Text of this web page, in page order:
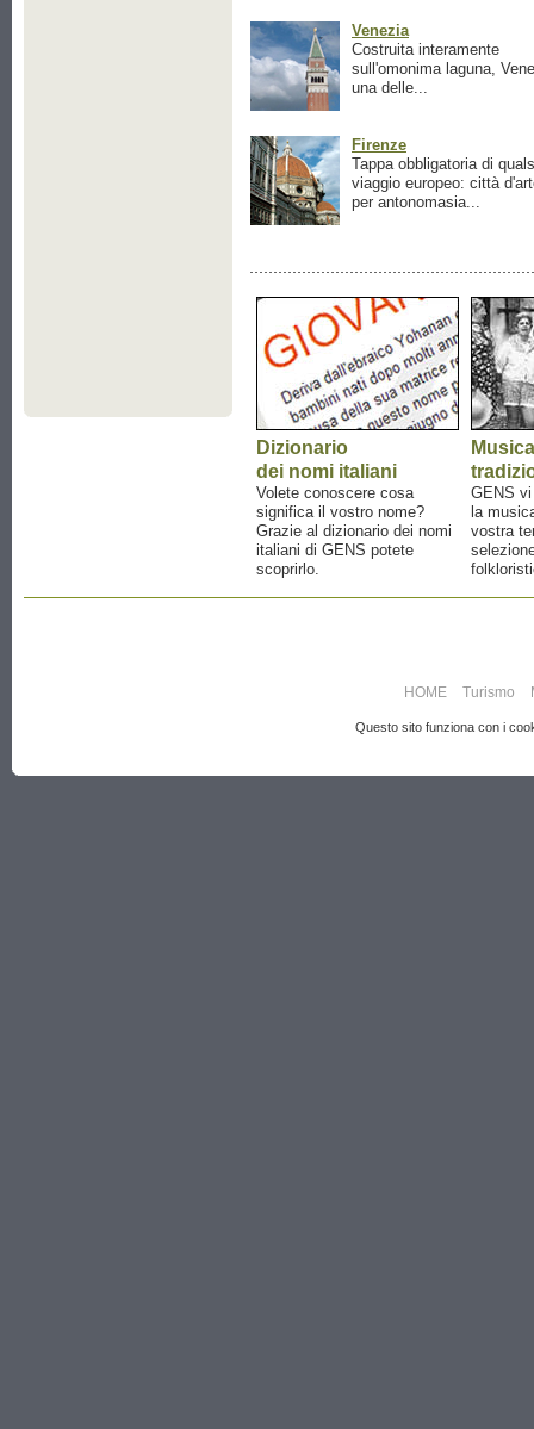
Venezia
Costruita interamente
sull'omonima laguna,
una delle...
Firenze
Tappa obbligatoria di
viaggio europeo: città
per antonomasia...
Dizionario
dei nomi italiani
Volete conoscere cosa
significa il vostro nome?
Grazie al dizionario dei nomi
italiani di GENS potete
scoprirlo.
Musica
GENS
la
vostra
HOME Turismo
Questo sito funziona con i